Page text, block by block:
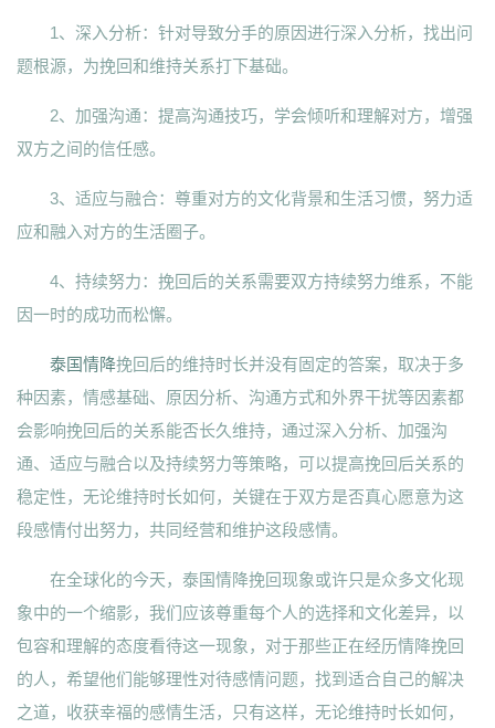
1、深入分析：针对导致分手的原因进行深入分析，找出问
题根源，为挽回和维持关系打下基础。
2、加强沟通：提高沟通技巧，学会倾听和理解对方，增强
双方之间的信任感。
3、适应与融合：尊重对方的文化背景和生活习惯，努力适
应和融入对方的生活圈子。
4、持续努力：挽回后的关系需要双方持续努力维系，不能
因一时的成功而松懈。
泰国情降挽回后的维持时长并没有固定的答案，取决于多
种因素，情感基础、原因分析、沟通方式和外界干扰等因素都
会影响挽回后的关系能否长久维持，通过深入分析、加强沟
通、适应与融合以及持续努力等策略，可以提高挽回后关系的
稳定性，无论维持时长如何，关键在于双方是否真心愿意为这
段感情付出努力，共同经营和维护这段感情。
在全球化的今天，泰国情降挽回现象或许只是众多文化现
象中的一个缩影，我们应该尊重每个人的选择和文化差异，以
包容和理解的态度看待这一现象，对于那些正在经历情降挽回
的人，希望他们能够理性对待感情问题，找到适合自己的解决
之道，收获幸福的感情生活，只有这样，无论维持时长如何，